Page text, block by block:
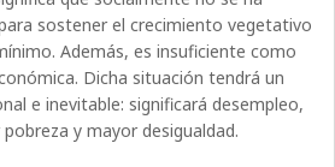
sostener el crecimiento vegetativo
Además, es insuficiente como
Dicha situación tendrá un
e inevitable: significará desempleo,
y mayor desigualdad.